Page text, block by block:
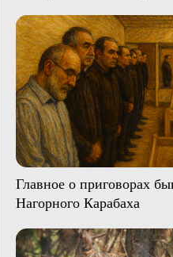
Главное о приговорах
Нагорного Карабаха